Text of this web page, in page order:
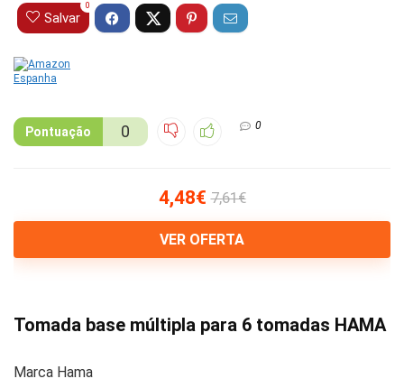
Salvar
0
Pontuação 0 0
4,48€ 7,61€
VER OFERTA
Tomada base múltipla para 6 tomadas HAMA
Marca Hama